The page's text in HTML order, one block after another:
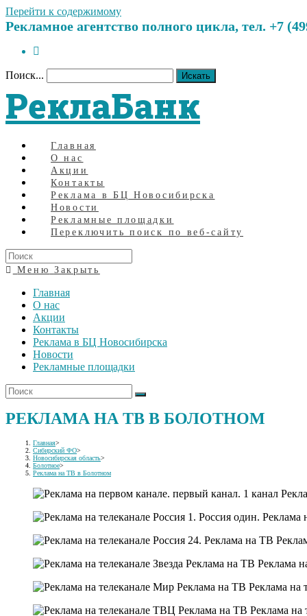
Перейти к содержимому
Рекламное агентство полного цикла, тел. +7
Поиск... Искать
РеклаБанк
Главная
О нас
Акции
Контакты
Реклама в БЦ Новосибирска
Новости
Рекламные площадки
Переключить поиск по веб-сайту
Меню Закрыть
Главная
О нас
Акции
Контакты
Реклама в БЦ Новосибирска
Новости
Рекламные площадки
РЕКЛАМА НА ТВ В БОЛОТНОМ
Главная>
Сибирский ФО>
Новосибирская область>
Болотное>
Реклама на ТВ в Болотном